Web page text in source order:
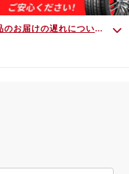
令和8年熊本地震の影響による商品のお届けの遅れについて （7月30日 10:00時点）